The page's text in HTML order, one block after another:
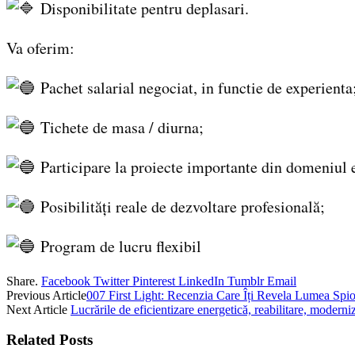
Disponibilitate pentru deplasari.
Va oferim:
Pachet salarial negociat, in functie de
Tichete de masa / diurna;
Participare la proiecte importante din domeniul
Posibilități reale de dezvoltare profesională;
Program de lucru flexibil
Share. Facebook Twitter Pinterest LinkedIn Tumblr Email
Previous Article007 First Light: Recenzia Care Îți Revela Lumea
Next Article Lucrările de eficientizare energetică, reabilitare,
Related Posts